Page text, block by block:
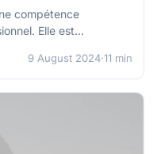
compétence
Elle est
9 August 2024·11 min